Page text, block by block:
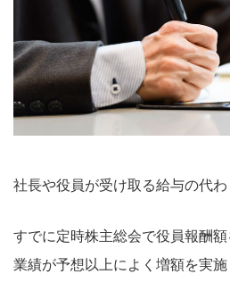
社長や役員が受け取る給与の代わ
すでに定時株主総会で役員報酬
業績が予想以上によく増額を実施